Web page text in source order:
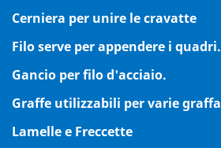
Cerniera per unire le cravatte
Filo serve per appendere i quadri.
Gancio per filo d'acciaio.
Graffe utilizzabili per varie
Lamelle e Freccette